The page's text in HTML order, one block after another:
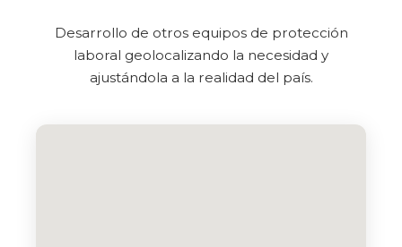
Desarrollo de otros equipos de protección
laboral geolocalizando la necesidad y
ajustándola a la realidad del país.